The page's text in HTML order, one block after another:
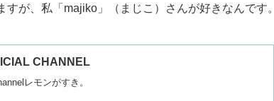
が、私「majiko」（まじこ）さんが好きなんです。
CHANNEL
レモンがすき。